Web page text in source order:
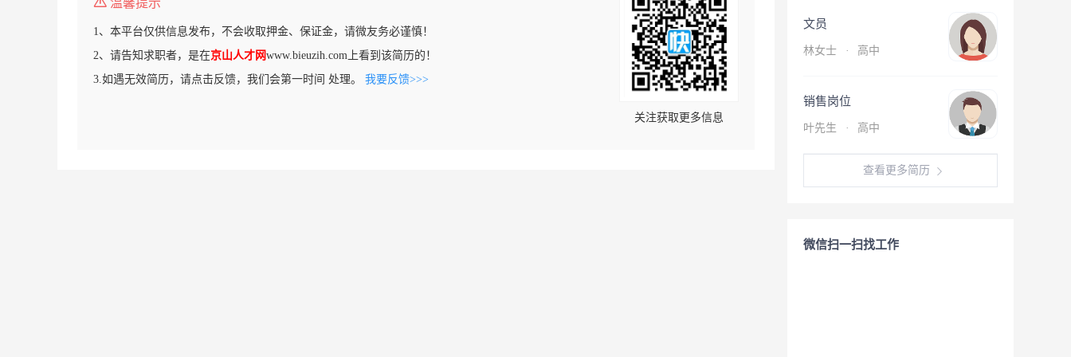
温馨提示
1、本平台仅供信息发布，不会收取押金、保证金，请微友务必谨慎！
2、请告知求职者，是在京山人才网www.bieuzih.com上看到该简历的！
3.如遇无效简历，请点击反馈，我们会第一时间 处理。 我要反馈>>>
关注获取更多信息
文员
林女士 · 高中
销售岗位
叶先生 · 高中
查看更多简历
微信扫一扫找工作